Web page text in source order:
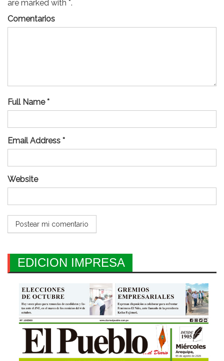
are marked with *.
Comentarios
Full Name *
Email Address *
Website
EDICION IMPRESA